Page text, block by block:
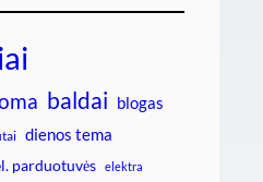
baldai blogas
dienos tema
parduotuvės elektra